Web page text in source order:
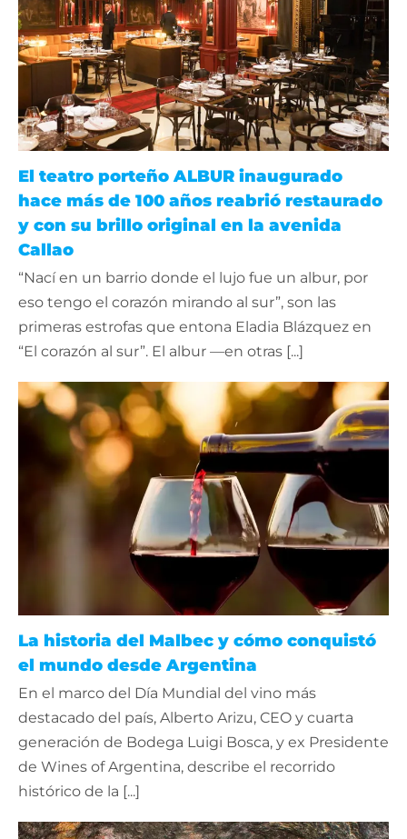
El teatro porteño ALBUR inaugurado
hace más de 100 años reabrió restaurado
y con su brillo original en la avenida
Callao
“Nací en un barrio donde el lujo fue un albur, por
eso tengo el corazón mirando al sur”, son las
primeras estrofas que entona Eladia Blázquez en
“El corazón al sur”. El albur —en otras [...]
La historia del Malbec y cómo conquistó
el mundo desde Argentina
En el marco del Día Mundial del vino más
destacado del país, Alberto Arizu, CEO y cuarta
generación de Bodega Luigi Bosca, y ex Presidente
de Wines of Argentina, describe el recorrido
histórico de la [...]